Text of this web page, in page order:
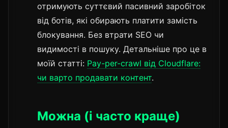
отримують суттєвий пасивний заробіток
від ботів, які обирають платити замість
блокування. Без втрати SEO чи
видимості в пошуку. Детальніше про це в
моїй статті: Pay-per-crawl від Cloudflare:
чи варто продавати контент.
Можна (і часто краще)